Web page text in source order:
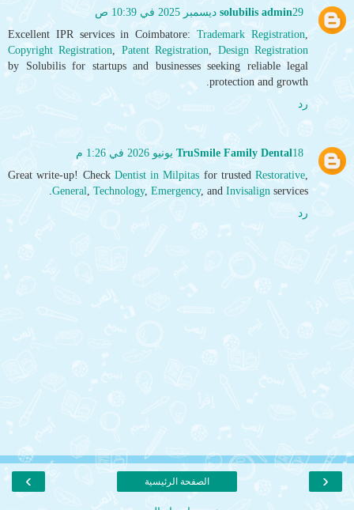
solubilis admin29 ديسمبر 2025 في 10:39 ص
Excellent IPR services in Coimbatore:Trademark Registration
Copyright Registration
Patent Registration
Design Registration
by Solubilis for startups and businesses seeking reliable legal
protection and growth.
رد
TruSmile Family Dental18 يونيو 2026 في 1:26 م
Great write-up! Check Dentist in Milpitas for trusted Restorative
General Technology, Emergency, and Invisalign services.
رد
‹
› الصفحة الرئيسية